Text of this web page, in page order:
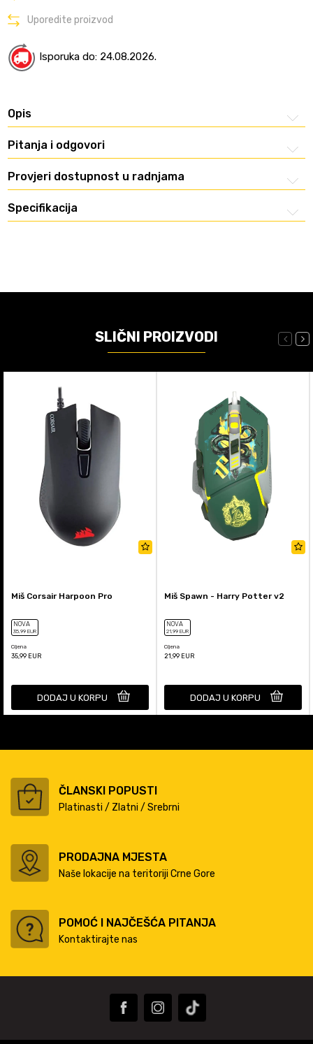
Uporedite proizvod
Isporuka do: 24.08.2026.
Opis
Pitanja i odgovori
Provjeri dostupnost u radnjama
Specifikacija
SLIČNI PROIZVODI
Miš Corsair Harpoon Pro
NOVA
35,99 EUR
Cijena
35,99 EUR
DODAJ U KORPU
Miš Spawn - Harry Potter v2
NOVA
21,99 EUR
Cijena
21,99 EUR
DODAJ U KORPU
ČLANSKI POPUSTI
Platinasti / Zlatni / Srebrni
PRODAJNA MJESTA
Naše lokacije na teritoriji Crne Gore
POMOĆ I NAJČEŠĆA PITANJA
Kontaktirajte nas